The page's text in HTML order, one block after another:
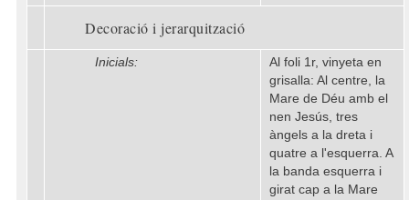
Decoració i jerarquització
Inicials:
Al foli 1r, vinyeta en
grisalla: Al centre, la
Mare de Déu amb el
nen Jesús, tres
àngels a la dreta i
quatre a l'esquerra. A
la banda esquerra i
girat cap a la Mare